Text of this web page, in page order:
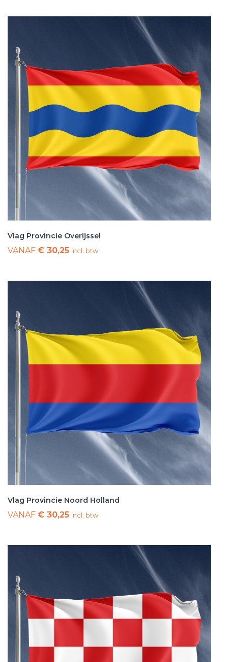
Vlag Provincie Overijssel
VANAF € 30,25 incl. btw
Vlag Provincie Noord Holland
VANAF € 30,25 incl. btw